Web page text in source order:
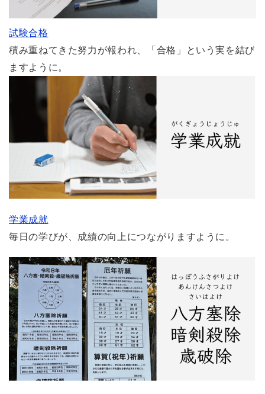
試験合格
積み重ねてきた努力が報われ、「合格」という実を結び
ますように。
学業成就
毎日の学びが、成績の向上につながりますように。